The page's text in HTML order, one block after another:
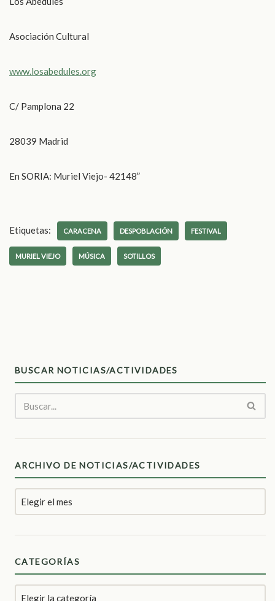
Asociación Cultural
www.losabedules.org
C/ Pamplona 22
28039 Madrid
En SORIA: Muriel Viejo- 42148”
Etiquetas: CARACENA DESPOBLACIÓN FESTIVAL
MURIEL VIEJO MÚSICA SOTILLOS
BUSCAR NOTICIAS/ACTIVIDADES
ARCHIVO DE NOTICIAS/ACTIVIDADES
CATEGORÍAS